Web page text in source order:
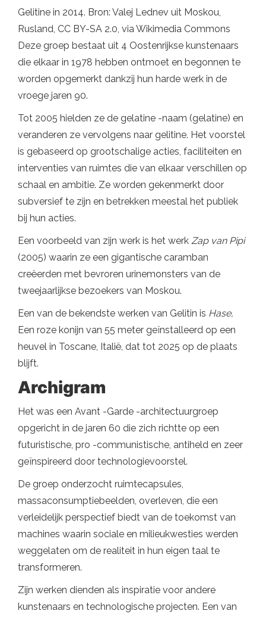
Gelitine in 2014. Bron: Valej Lednev uit Moskou,
Rusland, CC BY-SA 2.0, via Wikimedia Commons
Deze groep bestaat uit 4 Oostenrijkse kunstenaars
die elkaar in 1978 hebben ontmoet en begonnen te
worden opgemerkt dankzij hun harde werk in de
vroege jaren 90.
Tot 2005 hielden ze de gelatine -naam (gelatine) en
veranderen ze vervolgens naar gelitine. Het voorstel
is gebaseerd op grootschalige acties, faciliteiten en
interventies van ruimtes die van elkaar verschillen op
schaal en ambitie. Ze worden gekenmerkt door
subversief te zijn en betrekken meestal het publiek
bij hun acties.
Een voorbeeld van zijn werk is het werk Zap van Pipi
(2005) waarin ze een gigantische caramban
creëerden met bevroren urinemonsters van de
tweejaarlijkse bezoekers van Moskou.
Een van de bekendste werken van Gelitin is Hase,
Een roze konijn van 55 meter geïnstalleerd op een
heuvel in Toscane, Italië, dat tot 2025 op de plaats
blijft.
Archigram
Het was een Avant -Garde -architectuurgroep
opgericht in de jaren 60 die zich richtte op een
futuristische, pro -communistische, antiheld en zeer
geïnspireerd door technologievoorstel.
De groep onderzocht ruimtecapsules,
massaconsumptiebeelden, overleven, die een
verleidelijk perspectief biedt van de toekomst van
machines waarin sociale en milieukwesties werden
weggelaten om de realiteit in hun eigen taal te
transformeren.
Zijn werken dienden als inspiratie voor andere
kunstenaars en technologische projecten. Een van